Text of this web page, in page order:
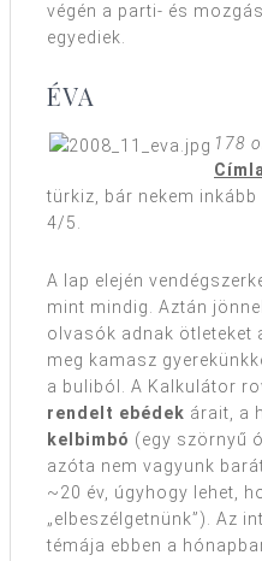
végén a parti- és
egyediek.
ÉVA
178
türkiz, bár nekem
4/5.
A lap elején
mint mindig. Aztán
olvasók adnak ötleteket
meg kamasz
a buliból. A Kalkulátor
rendelt ebédek árait, a
kelbimbó (egy szörnyű
azóta nem vagyunk
~20 év, úgyhogy lehet,
„elbeszélgetnünk”). Az
témája ebben a